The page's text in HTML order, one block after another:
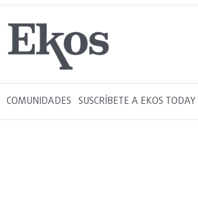
COMUNIDADES SUSCRÍBETE A EKOS TODAY